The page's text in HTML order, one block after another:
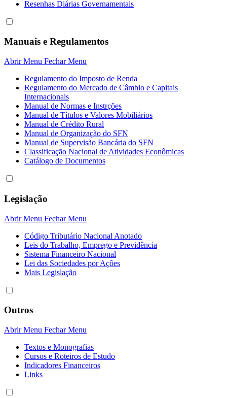
Resenhas Diárias Governamentais
Manuais e Regulamentos
Abrir Menu Fechar Menu
Regulamento do Imposto de Renda
Regulamento do Mercado de Câmbio e Capitais
Internacionais
Manual de Normas e Instrções
Manual de Títulos e Valores Mobiliários
Manual de Crédito Rural
Manual de Organização do SFN
Manual de Supervisão Bancária do SFN
Classificação Nacional de Atividades Econômicas
Catálogo de Documentos
Legislação
Abrir Menu Fechar Menu
Código Tributário Nacional Anotado
Leis do Trabalho, Emprego e Previdência
Sistema Financeiro Nacional
Lei das Sociedades por Açôes
Mais Legislação
Outros
Abrir Menu Fechar Menu
Textos e Monografias
Cursos e Roteiros de Estudo
Indicadores Financeiros
Links